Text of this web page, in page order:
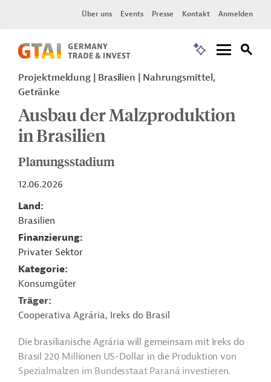
Über uns Events Presse Kontakt Anmelden
Projektmeldung Brasilien
Nahrungsmittel,
Getränke
Ausbau der Malzproduktion
in Brasilien
Planungsstadium
12.06.2026
Land
Brasilien
Finanzierung
Privater Sektor
Kategorie
Konsumgüter
Träger
Cooperativa Agrária, Ireks do Brasil
Die brasilianische Agrária will gemeinsam mit Ireks do
Brasil 220 Millionen US-Dollar in die Produktion von
Spezialmalzen im Bundesstaat Paraná investieren.